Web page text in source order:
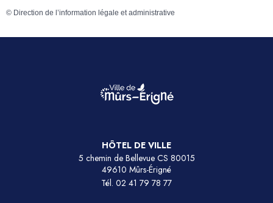
© Direction de l’information légale et administrative
HÔTEL DE VILLE
5 chemin de Bellevue CS 80015
49610 Mûrs-Érigné
Tél. 02 41 79 78 77